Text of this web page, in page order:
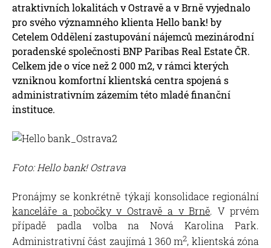
atraktivních lokalitách v Ostravě a v Brně vyjednalo
pro svého významného klienta Hello bank! by
Cetelem Oddělení zastupování nájemců mezinárodní
poradenské společnosti BNP Paribas Real Estate ČR.
Celkem jde o více než 2 000 m2, v rámci kterých
vzniknou komfortní klientská centra spojená s
administrativním zázemím této mladé finanční
instituce.
Foto: Hello bank! Ostrava
Pronájmy se konkrétně týkají konsolidace regionální
kanceláře a pobočky v Ostravě a v Brně. V prvém
případě padla volba na Nová Karolina Park.
Administrativní část zaujímá 1 360 m2, klientská zóna